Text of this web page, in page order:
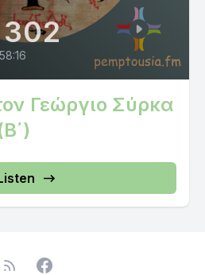
302
Γεώργιο Σύρκα